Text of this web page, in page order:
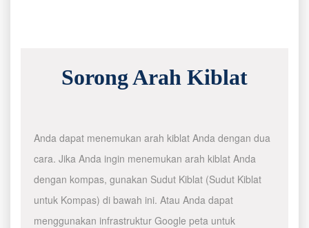
Sorong Arah Kiblat
Anda dapat menemukan arah kiblat Anda dengan dua
cara. Jika Anda ingin menemukan arah kiblat Anda
dengan kompas, gunakan Sudut Kiblat (Sudut Kiblat
untuk Kompas) di bawah ini. Atau Anda dapat
menggunakan infrastruktur Google peta untuk